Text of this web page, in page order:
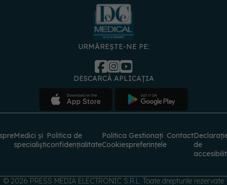
URMĂREȘTE-NE PE:
Medici și Politica de
Politica Gestionați Contact